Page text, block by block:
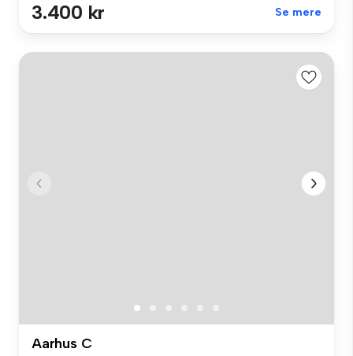
3.400 kr Se mere
Aarhus C